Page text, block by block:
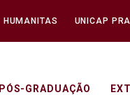
HUMANITAS UNICAP
PÓS-GRADUAÇÃO